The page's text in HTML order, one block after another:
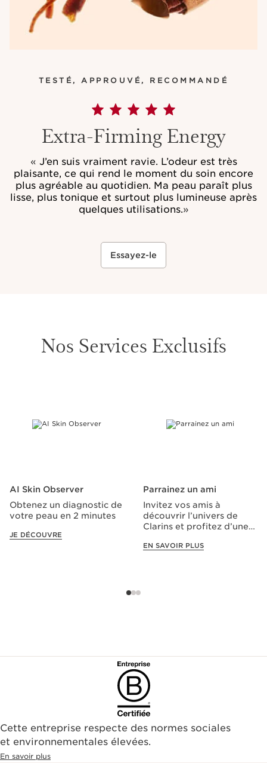
TESTÉ, APPROUVÉ, RECOMMANDÉ
Extra-Firming Energy
« J’en suis vraiment ravie. L’odeur est très
plaisante, ce qui rend le moment du soin encore
plus agréable au quotidien. Ma peau paraît plus
lisse, plus tonique et surtout plus lumineuse après
quelques utilisations.»
Essayez-le
Nos Services Exclusifs
AI Skin Observer
Obtenez un diagnostic de
votre peau en 2 minutes
JE DÉCOUVRE
Parrainez un ami
Invitez vos amis à
découvrir l’univers de
Clarins et profitez d’une
EN SAVOIR PLUS
Cette entreprise respecte des normes sociales
et environnementales élevées.
En savoir plus